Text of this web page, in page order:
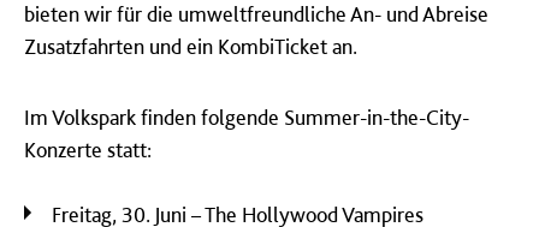
bieten wir für die umweltfreundliche An- und Abreise
Zusatzfahrten und ein KombiTicket an.
Im Volkspark finden folgende Summer-in-the-City-
Konzerte statt:
Freitag, 30. Juni – The Hollywood Vampires